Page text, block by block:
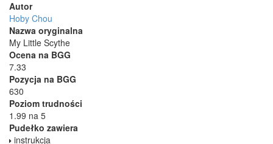
Autor
Hoby Chou
Nazwa oryginalna
My Little Scythe
Ocena na BGG
7.33
Pozycja na BGG
630
Poziom trudności
1.99 na 5
Pudełko zawiera
instrukcja